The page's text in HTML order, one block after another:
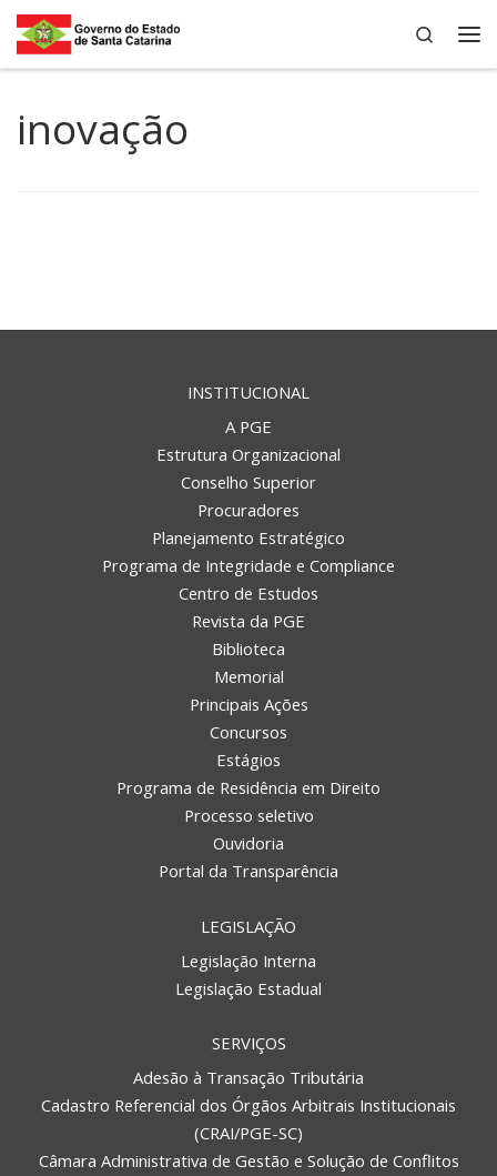
Skip to content
Search
inovação
INSTITUCIONAL
A PGE
Estrutura Organizacional
Conselho Superior
Procuradores
Planejamento Estratégico
Programa de Integridade e Compliance
Centro de Estudos
Revista da PGE
Biblioteca
Memorial
Principais Ações
Concursos
Estágios
Programa de Residência em Direito
Processo seletivo
Ouvidoria
Portal da Transparência
LEGISLAÇÃO
Legislação Interna
Legislação Estadual
SERVIÇOS
Adesão à Transação Tributária
Cadastro Referencial dos Órgãos Arbitrais Institucionais
(CRAI/PGE-SC)
Câmara Administrativa de Gestão e Solução de Conflitos